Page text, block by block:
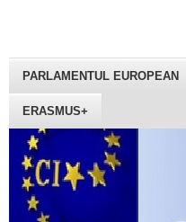
PARLAMENTUL EUROPEAN
ERASMUS+